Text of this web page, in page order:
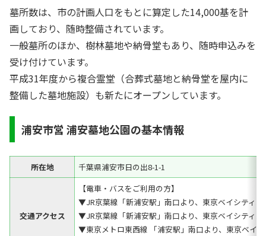
墓所数は、市の計画人口をもとに算定した14,000基を計
画しており、随時整備されています。
一般墓所のほか、樹林墓地や納骨堂もあり、随時申込みを
受け付けています。
平成31年度から複合霊堂（合葬式墓地と納骨堂を屋内に
整備した墓地施設）も新たにオープンしています。
浦安市営 浦安墓地公園の基本情報
所在地 千葉県浦安市日の出8-1-1
交通アクセス
【電車・バスをご利用の方】
▼JR京葉線「新浦安駅」南口より、東京ベイシティ
▼JR京葉線「新浦安駅」南口より、東京ベイシティ
▼東京メトロ東西線 「浦安駅」南口より、東京ベイ